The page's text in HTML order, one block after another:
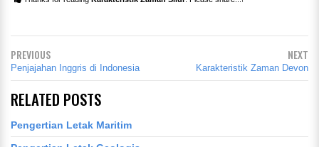
PREVIOUS
Penjajahan Inggris di Indonesia
NEXT
Karakteristik Zaman Devon
RELATED POSTS
Pengertian Letak Maritim